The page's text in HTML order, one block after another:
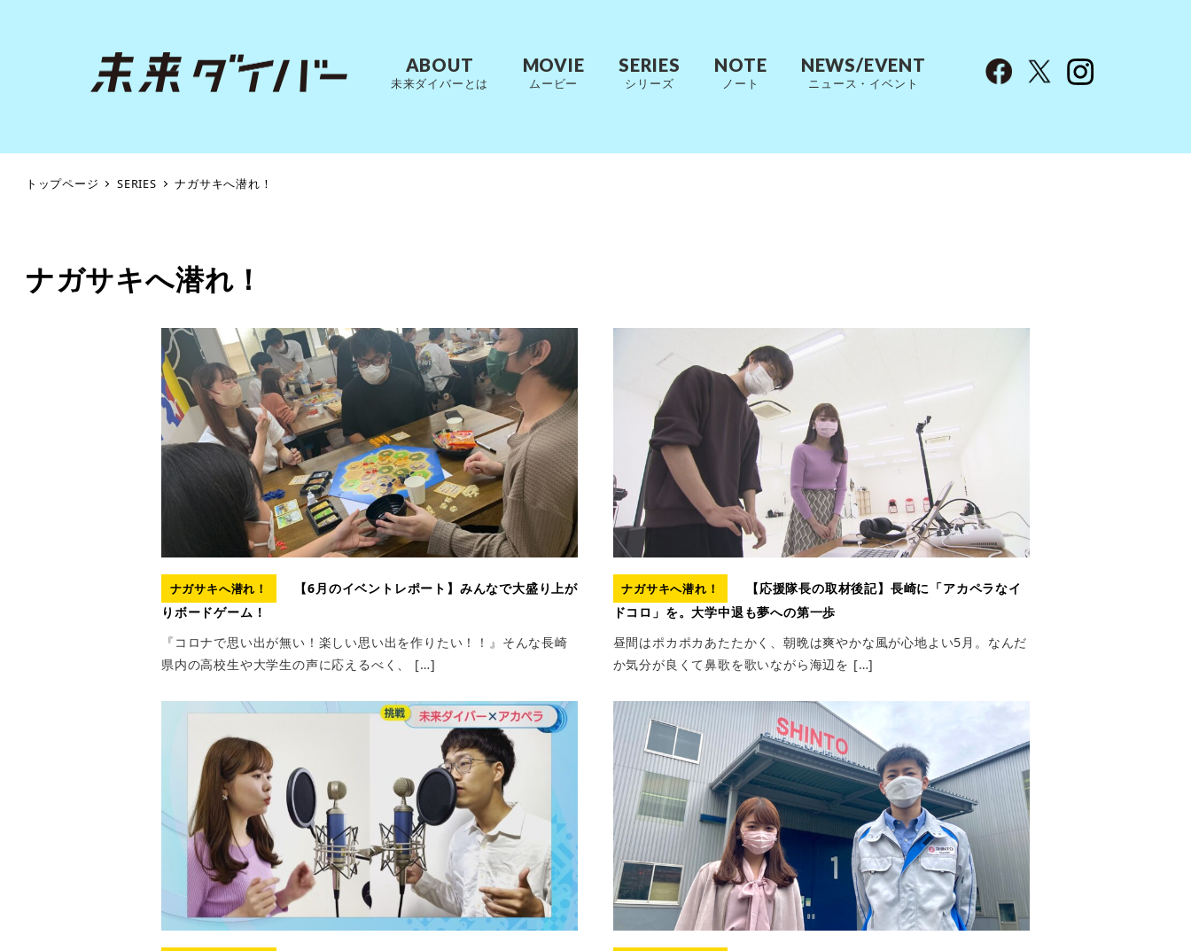
ABOUT
未来ダイバーとは
MOVIE
ムービー
SERIES
シリーズ
NOTE
ノート
NEWS/EVENT
ニュース・イベント
トップページ SERIES ナガサキへ潜れ！
ナガサキへ潜れ！
ナガサキへ潜れ！
【6月のイベントレポート】みんなで大盛り上が
りボードゲーム！
『コロナで思い出が無い！楽しい思い出を作りたい！！』そんな長崎
県内の高校生や大学生の声に応えるべく、 […]
ナガサキへ潜れ！
【応援隊長の取材後記】長崎に「アカペラなイ
ドコロ」を。大学中退も夢への第一歩
昼間はポカポカあたたかく、朝晩は爽やかな風が心地よい5月。なんだ
か気分が良くて鼻歌を歌いながら海辺を […]